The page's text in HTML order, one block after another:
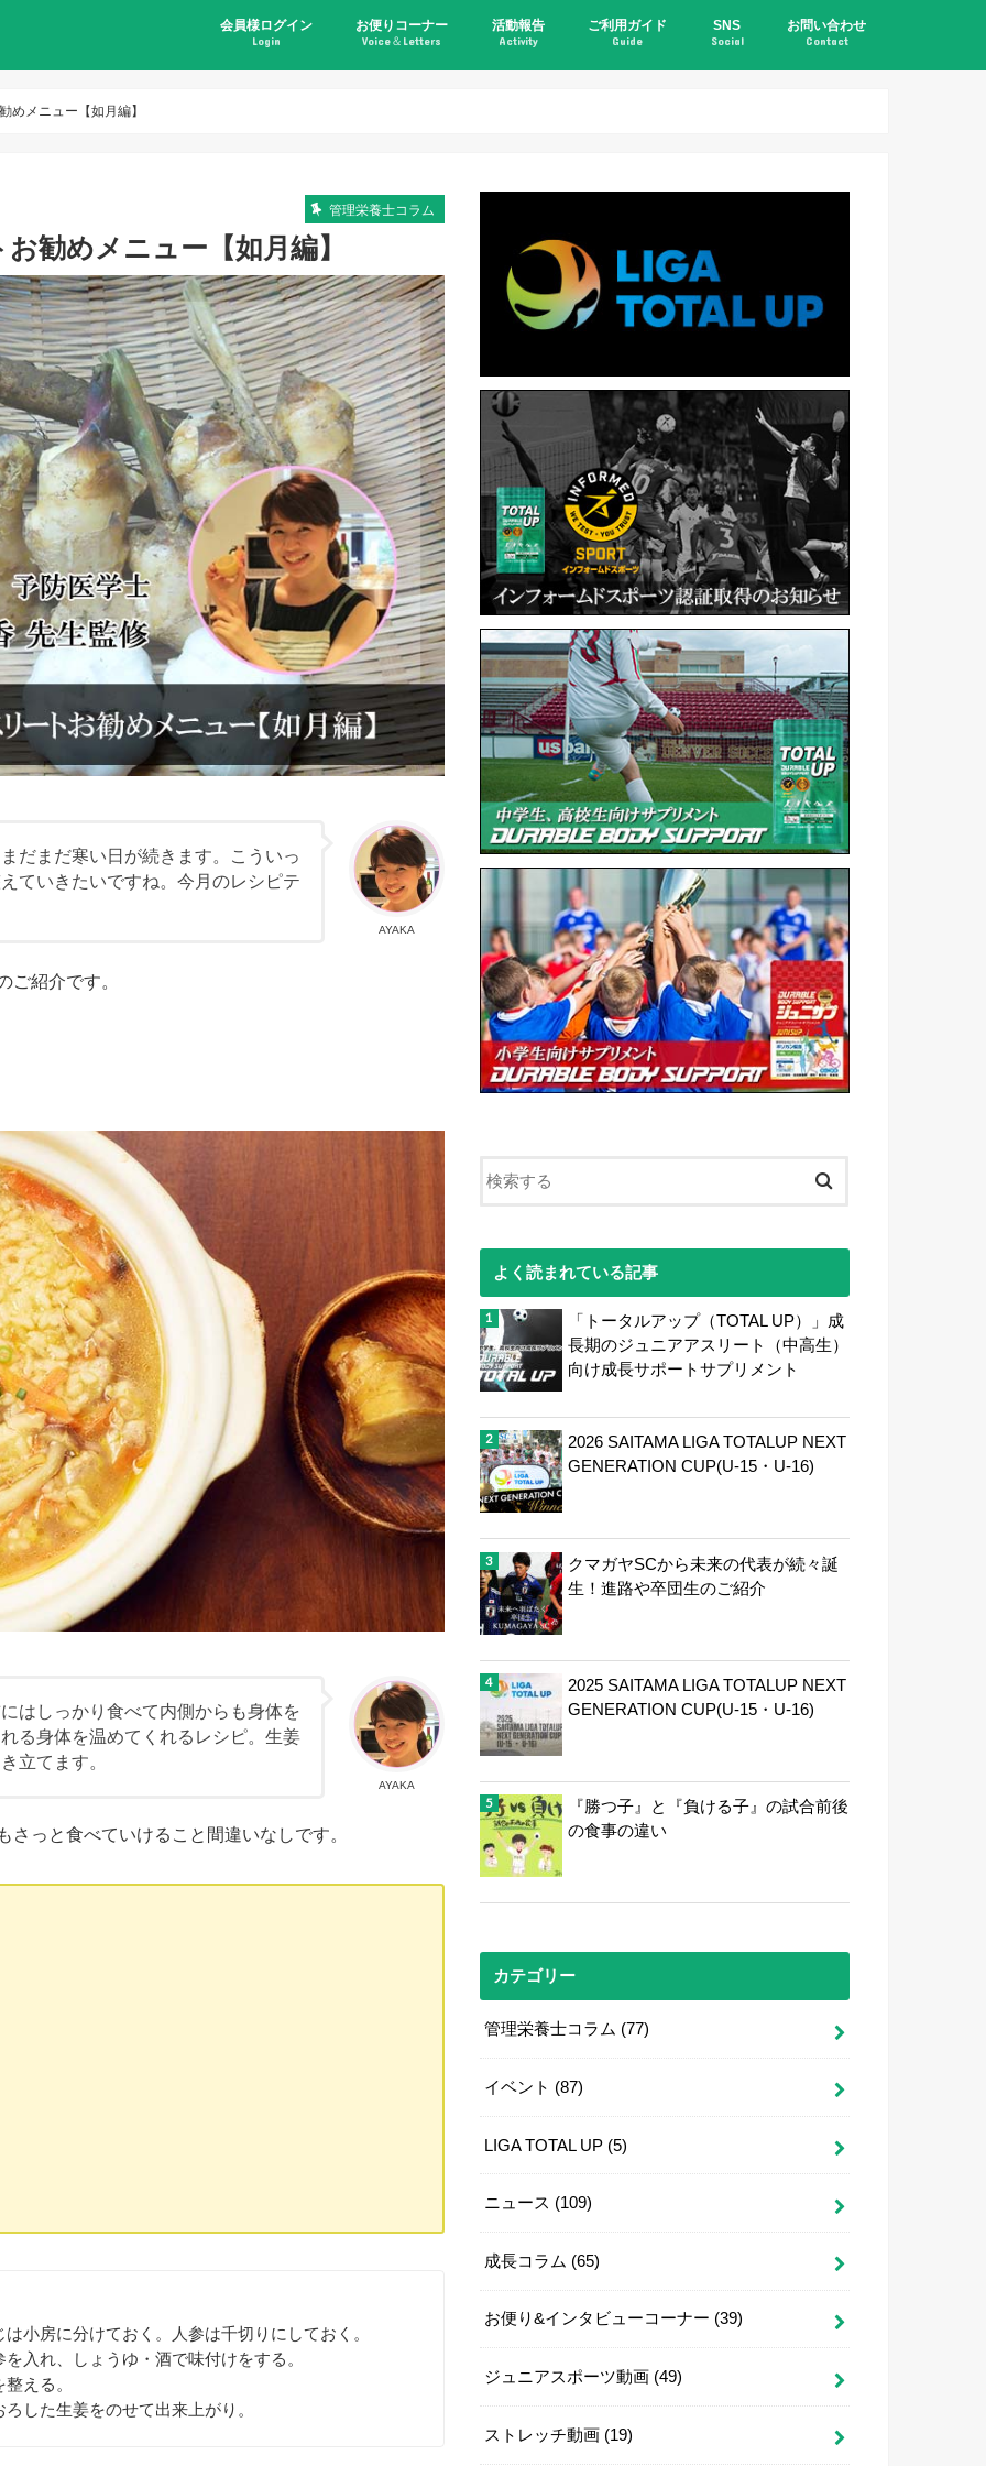
会員様ログイン
Login
お便りコーナー
Voice＆Letters
活動報告
Activity
ご利用ガイド
Guide
SNS
Social
お問い合わせ
Contact
めメニュー【如月編】
管理栄養士コラム
勧めメニュー【如月編】
AYAKA
だまだ寒い日が続きます。こういっ
ていきたいですね。今月のレシピテ
ご紹介です。
AYAKA
はしっかり食べて内側からも身体を
る身体を温めてくれるレシピ。生姜
立てます。
っと食べていけること間違いなしです。
小房に分けておく。人参は千切りにしておく。
入れ、しょうゆ・酒で味付けをする。
える。
した生姜をのせて出来上がり。
よく読まれている記事
「トータルアップ（TOTAL UP）」成
長期のジュニアアスリート（中高生）
向け成長サポートサプリメント
2026 SAITAMA LIGA TOTALUP NEXT
GENERATION CUP(U-15・U-16)
クマガヤSCから未来の代表が続々誕
生！進路や卒団生のご紹介
2025 SAITAMA LIGA TOTALUP NEXT
GENERATION CUP(U-15・U-16)
『勝つ子』と『負ける子』の試合前後
の食事の違い
カテゴリー
管理栄養士コラム (77)
イベント (87)
LIGA TOTAL UP (5)
ニュース (109)
成長コラム (65)
お便り&インタビューコーナー (39)
ジュニアスポーツ動画 (49)
ストレッチ動画 (19)